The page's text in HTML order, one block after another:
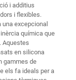
i additius
i flexibles.
excepcional
química que
Aquestes
en silicona
gammes de
els fa ideals per a